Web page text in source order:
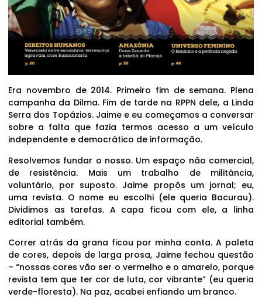
Era novembro de 2014. Primeiro fim de semana. Plena
campanha da Dilma. Fim de tarde na RPPN dele, a Linda
Serra dos Topázios. Jaime e eu começamos a conversar
sobre a falta que fazia termos acesso a um veículo
independente e democrático de informação.
Resolvemos fundar o nosso. Um espaço não comercial,
de resistência. Mais um trabalho de militância,
voluntário, por suposto. Jaime propôs um jornal; eu,
uma revista. O nome eu escolhi (ele queria Bacurau).
Dividimos as tarefas. A capa ficou com ele, a linha
editorial também.
Correr atrás da grana ficou por minha conta. A paleta
de cores, depois de larga prosa, Jaime fechou questão
– “nossas cores vão ser o vermelho e o amarelo, porque
revista tem que ter cor de luta, cor vibrante” (eu queria
verde-floresta). Na paz, acabei enfiando um branco.